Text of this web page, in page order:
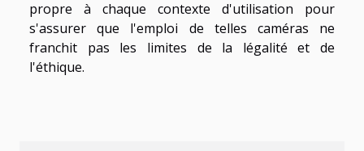
propre à chaque contexte d'utilisation pour
s'assurer que l'emploi de telles caméras ne
franchit pas les limites de la légalité et de
l'éthique.